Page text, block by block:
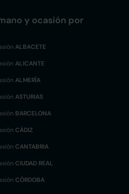
y ocasión por
ALBACETE
ALICANTE
ALMERÍA
ASTURIAS
BARCELONA
CÁDIZ
CANTABRIA
CIUDAD REAL
CÓRDOBA